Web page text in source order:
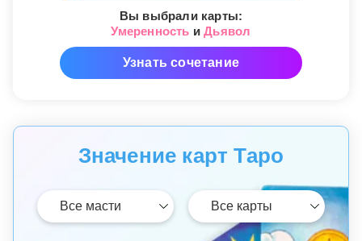
Вы выбрали карты:
Умеренность иДьявол
Узнать сочетание
Значение карт Таро